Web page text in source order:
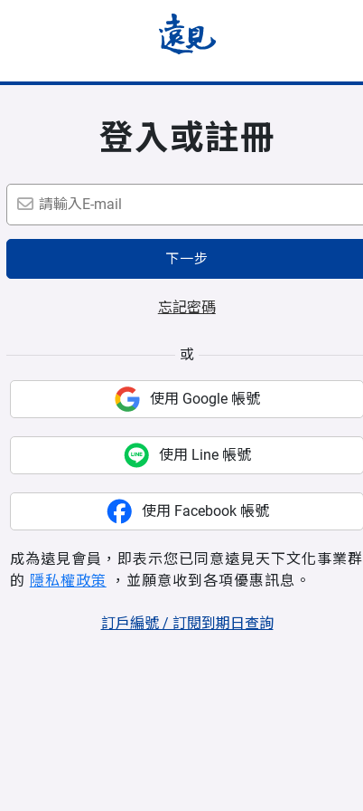
登入或註冊
下一步
忘記密碼
或
使用 Google 帳號
使用 Line 帳號
使用 Facebook 帳號
成為遠見會員，即表示您已同意遠見天下文化事業群
的 隱私權政策 ，並願意收到各項優惠訊息。
訂戶編號 / 訂閱到期日查詢